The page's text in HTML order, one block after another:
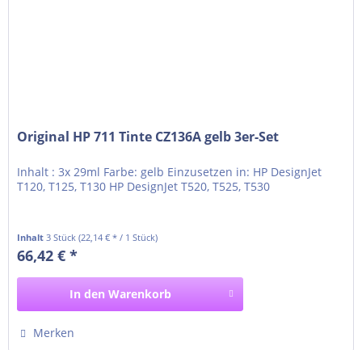
Original HP 711 Tinte CZ136A gelb 3er-Set
Inhalt : 3x 29ml Farbe: gelb Einzusetzen in: HP DesignJet
T120, T125, T130 HP DesignJet T520, T525, T530
Inhalt3 Stück(22,14 € * / 1 Stück)
66,42 € *
In den Warenkorb
Merken